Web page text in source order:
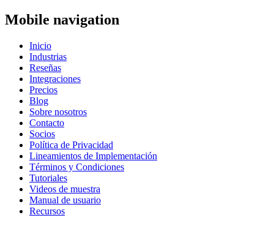
Mobile navigation
Inicio
Industrias
Reseñas
Integraciones
Precios
Blog
Sobre nosotros
Contacto
Socios
Política de Privacidad
Lineamientos de Implementación
Términos y Condiciones
Tutoriales
Videos de muestra
Manual de usuario
Recursos